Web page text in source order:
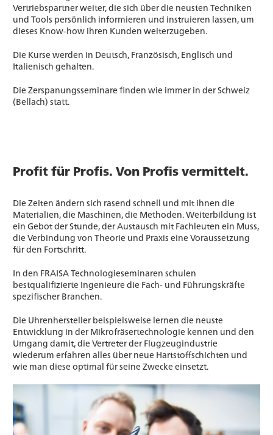
Vertriebspartner weiter, die sich über die neusten Techniken
und Tools persönlich informieren und instruieren lassen, um
dieses Know-how ihren Kunden weiterzugeben.
Die Kurse werden in Deutsch, Französisch, Englisch und
Italienisch gehalten.
Die Zerspanungsseminare finden wie immer in der Schweiz
(Bellach) statt.
Profit für Profis. Von Profis vermittelt.
Die Zeiten ändern sich rasend schnell und mit ihnen die
Materialien, die Maschinen, die Methoden. Weiterbildung ist
ein Gebot der Stunde, der Austausch mit Fachleuten ein Muss,
die Verbindung von Theorie und Praxis eine Voraussetzung
für den Fortschritt.
In den FRAISA Technologieseminaren schulen
bestqualifizierte Ingenieure die Fach- und Führungskräfte
spezifischer Branchen.
Die Uhrenhersteller beispielsweise lernen die neuste
Entwicklung in der Mikrofräsertechnologie kennen und den
Umgang damit, die Vertreter der Flugzeugindustrie
wiederum erfahren alles über neue Hartstoffschichten und
wie man diese optimal für seine Zwecke einsetzt.